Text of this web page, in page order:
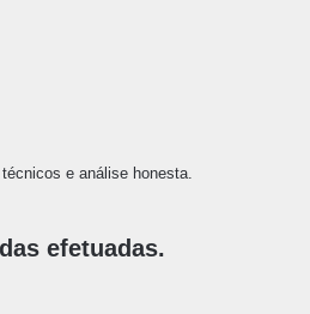
e análise honesta.
efetuadas.